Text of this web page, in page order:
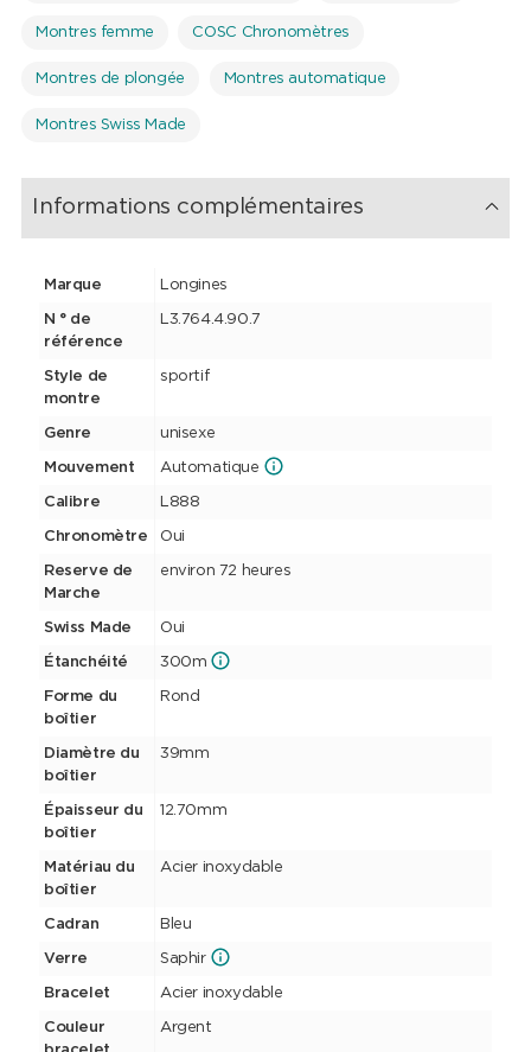
Montres femme COSC Chronomètres
Montres de plongée Montres automatique
Montres Swiss Made
Informations complémentaires
Marque Longines
N ° de
référence
L3.764.4.90.7
Style de
montre
sportif
Genre unisexe
Mouvement Automatique
Calibre L888
Chronomètre Oui
Reserve de
Marche
environ 72 heures
Swiss Made Oui
Étanchéité 300m
Forme du
boîtier
Rond
Diamètre du
boîtier
39mm
Épaisseur du
boîtier
12.70mm
Matériau du
boîtier
Acier inoxydable
Cadran Bleu
Verre Saphir
Bracelet Acier inoxydable
Couleur
Argent